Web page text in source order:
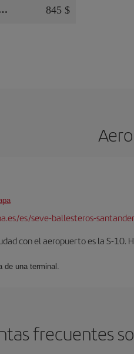
845 $
es/seve-ballesteros-
con el aeropuerto es la S-
de una terminal.
frecuentes